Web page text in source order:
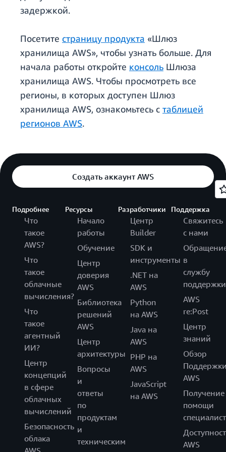
задержкой.
Посетите страницу продукта «Шлюз
хранилища AWS», чтобы узнать больше. Для
начала работы откройте консоль Шлюза
хранилища AWS. Чтобы просмотреть все
регионы, в которых доступен Шлюз
хранилища AWS, ознакомьтесь с таблицей
регионов AWS.
Создать аккаунт AWS
Подробнее
Что
такое
AWS?
Что
такое
облачные
вычисления?
Что
такое
агентный
ИИ?
Центр
концепций
в сфере
облачных
вычислений
Безопасность
облака
Ресурсы
Начало
работы
Обучение
Центр
доверия
AWS
Библиотека
решений
AWS
Центр
архитектуры
Вопросы
и
ответы
по
продуктам
и
техническим
Разработчики
Центр
Builder
SDK и
инструменты
.NET на
AWS
Python
на AWS
Java на
AWS
PHP на
AWS
JavaScript
на AWS
Поддержка
Свяжитесь
с нами
в
службу
поддержки
AWS
re:Post
Центр
знаний
Обзор
AWS
Получение
помощи
AWS